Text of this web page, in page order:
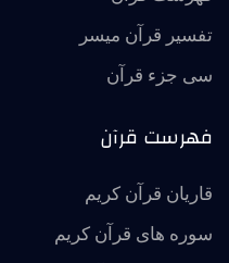
تفسير قرآن ميسر
سی جزء قرآن
فهرست قرآن
قاریان قرآن کریم
سوره های قرآن کریم